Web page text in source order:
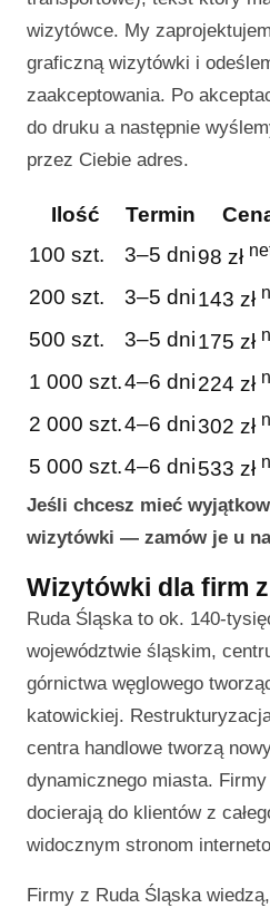
wizytówce. My
graficzną wizytówki i
zaakceptowania. Po
do druku a następnie
przez Ciebie adres.
Ilość Termin
100 szt.
3–5 dni98 zł
200 szt. 3–5 dni143 zł
500 szt. 3–5 dni175 zł
1 000 szt.4–6 dni224 zł
2 000 szt.4–6 dni302 zł
5 000 szt.4–6 dni533 zł
Jeśli chcesz mieć
wizytówki — zamów je u
Wizytówki dla firm
Ruda Śląska to ok. 140-
województwie śląskim,
górnictwa węglowego
katowickiej.
centra handlowe tworzą
dynamicznego miasta.
docierają do klientów z
widocznym stronom
Firmy z Ruda Śląska